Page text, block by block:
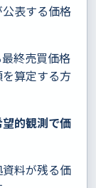
表する価格
終売買価格
算定する方
的観測で価
料が残る価